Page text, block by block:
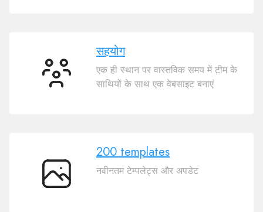
सहयोग
सहयोग
एक ही स्थान पर वास्तविक समय में टीम के
साथियों के साथ एक वेबसाइट बनाएं
200
200 templates
नवीनतम टेम्पलेट्स और अपडेट